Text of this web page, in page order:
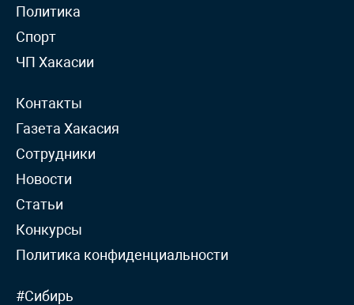
Политика
Спорт
ЧП Хакасии
Контакты
Газета Хакасия
Сотрудники
Новости
Статьи
Конкурсы
Политика конфиденциальности
#Сибирь